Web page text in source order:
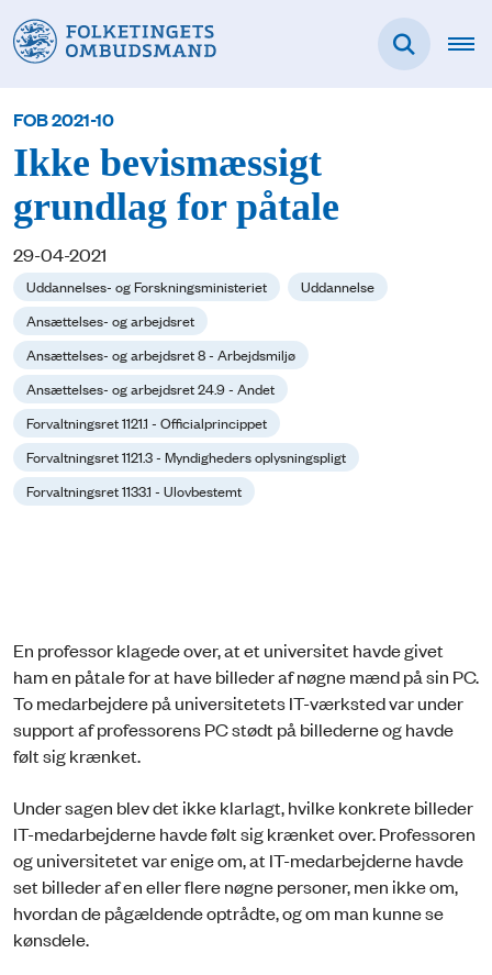
FOB 2021-10
Ikke bevismæssigt
grundlag for påtale
29-04-2021
Uddannelses- og Forskningsministeriet
Uddannelse
Ansættelses- og arbejdsret
Ansættelses- og arbejdsret 8 - Arbejdsmiljø
Ansættelses- og arbejdsret 24.9 - Andet
Forvaltningsret 1121.1 - Officialprincippet
Forvaltningsret 1121.3 - Myndigheders oplysningspligt
Forvaltningsret 1133.1 - Ulovbestemt
En professor klagede over, at et universitet havde givet
ham en påtale for at have billeder af nøgne mænd på sin PC.
To medarbejdere på universitetets IT-værksted var under
support af professorens PC stødt på billederne og havde
følt sig krænket.
Under sagen blev det ikke klarlagt, hvilke konkrete billeder
IT-medarbejderne havde følt sig krænket over. Professoren
og universitetet var enige om, at IT-medarbejderne havde
set billeder af en eller flere nøgne personer, men ikke om,
hvordan de pågældende optrådte, og om man kunne se
kønsdele.